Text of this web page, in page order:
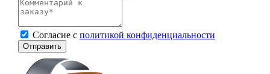
Cогласие с политикой конфиденциальности
Отправить